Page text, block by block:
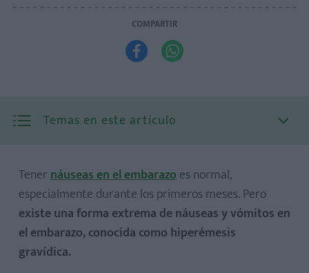
COMPARTIR
 
Temas en este artículo
Tenernáuseas en el embarazoes normal,
especialmente durante los primeros meses. Pero
existe una forma extrema de náuseas y vómitos en
el embarazo, conocida como hiperémesis
gravídica.